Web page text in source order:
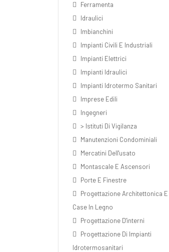
Ferramenta
Idraulici
Imbianchini
Impianti Civili E Industriali
Impianti Elettrici
Impianti Idraulici
Impianti Idrotermo Sanitari
Imprese Edili
Ingegneri
> Istituti Di Vigilanza
Manutenzioni Condominiali
Mercatini Dell'usato
Montascale E Ascensori
Porte E Finestre
Progettazione Architettonica E
Case In Legno
Progettazione D'interni
Progettazione Di Impianti
Idrotermosanitari